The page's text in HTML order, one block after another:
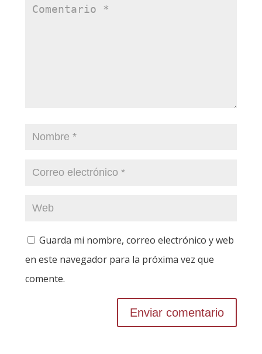
Guarda mi nombre, correo electrónico y web
en este navegador para la próxima vez que
comente.